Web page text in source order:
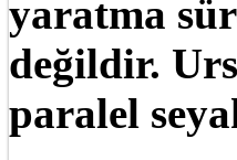
yaratma
değildir.
paralel